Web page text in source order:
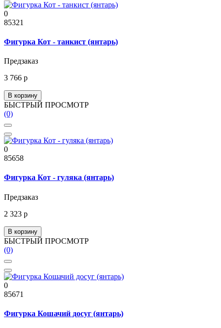
0
85321
Фигурка Кот - танкист (янтарь)
Предзаказ
3 766 р
В корзину
БЫСТРЫЙ ПРОСМОТР
(0)
0
85658
Фигурка Кот - гуляка (янтарь)
Предзаказ
2 323 р
В корзину
БЫСТРЫЙ ПРОСМОТР
(0)
0
85671
Фигурка Кошачий досуг (янтарь)